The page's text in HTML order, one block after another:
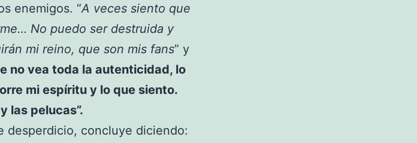
enemigos. “A veces siento que
No puedo ser destruida y
mi reino, que son mis fans” y
no vea toda la autenticidad, lo
mi espíritu y lo que siento.
las pelucas”.
concluye diciendo: